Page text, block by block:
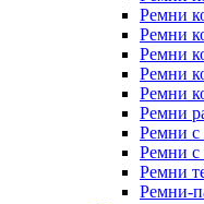
Ремни
Ремни
Ремни
Ремни
Ремни
Ремни
Ремни с
Ремни
Ремни
Ремни-